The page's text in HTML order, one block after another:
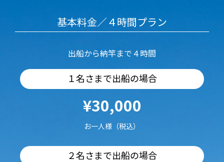
基本料金／４時間プラン
出船から納竿まで４時間
１名さまで出船の場合
¥30,000
お一人様（税込）
２名さまで出船の場合